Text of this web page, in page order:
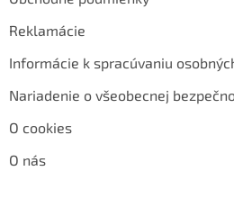
Reklamácie
Informácie k spracúvaniu
Nariadenie o všeobecnej
O cookies
O nás